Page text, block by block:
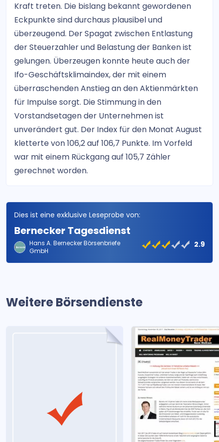
Kraft treten. Die bislang bekannt gewordenen
Eckpunkte sind durchaus plausibel und
überzeugend. Der Spagat zwischen Entlastung
der Steuerzahler und Belastung der Banken ist
gelungen. Überzeugen konnte heute auch der
Ifo-Geschäftsklimaindex, der mit einem
überraschenden Anstieg an den Aktienmärkten
für Impulse sorgt. Die Stimmung in den
Vorstandsetagen der Unternehmen ist
unverändert gut. Der Index für den Monat August
kletterte von 106,2 auf 106,7 Punkte. Im Vorfeld
war mit einem Rückgang auf 105,7 Zähler
gerechnet worden.
Dies ist eine exklusive Leseprobe von:
Bernecker Tagesdienst
Hans A. Bernecker Börsenbriefe
GmbH
2.9
Weitere Börsendienste